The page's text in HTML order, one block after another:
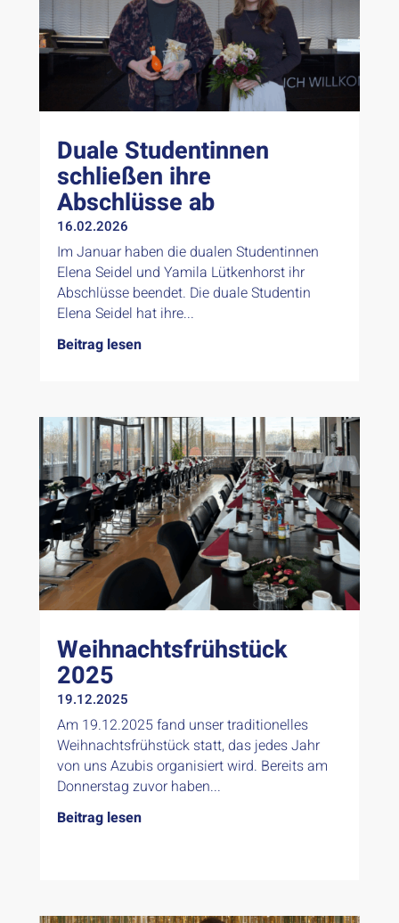
Duale Studentinnen
schließen ihre
Abschlüsse ab
16.02.2026
Im Januar haben die dualen Studentinnen
Elena Seidel und Yamila Lütkenhorst ihr
Abschlüsse beendet. Die duale Studentin
Elena Seidel hat ihre...
Beitrag lesen
Weihnachtsfrühstück
2025
19.12.2025
Am 19.12.2025 fand unser traditionelles
Weihnachtsfrühstück statt, das jedes Jahr
von uns Azubis organisiert wird. Bereits am
Donnerstag zuvor haben...
Beitrag lesen